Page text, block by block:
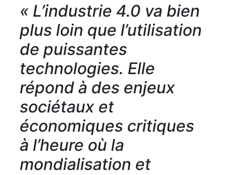
« L’industrie 4.0 va bien
plus loin que l’utilisation
de puissantes
technologies. Elle
répond à des enjeux
sociétaux et
économiques critiques
à l’heure où la
mondialisation et